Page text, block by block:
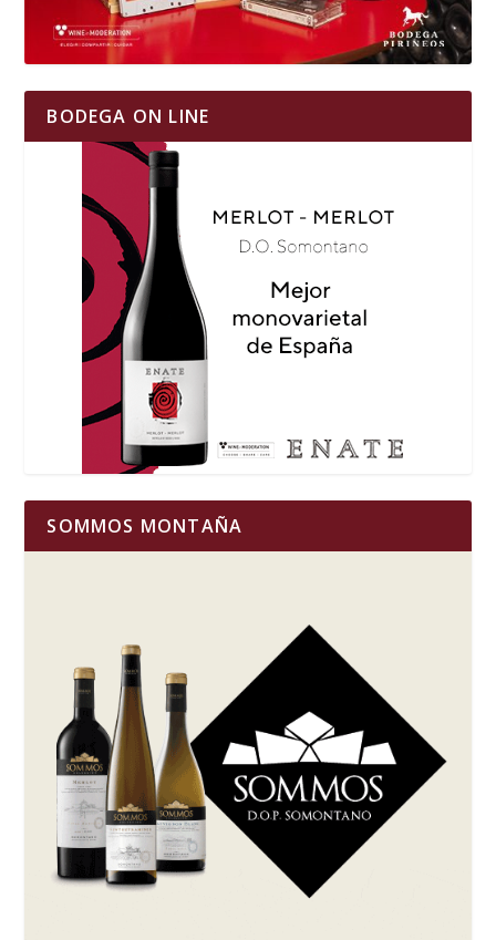
BODEGA ON LINE
SOMMOS MONTAÑA